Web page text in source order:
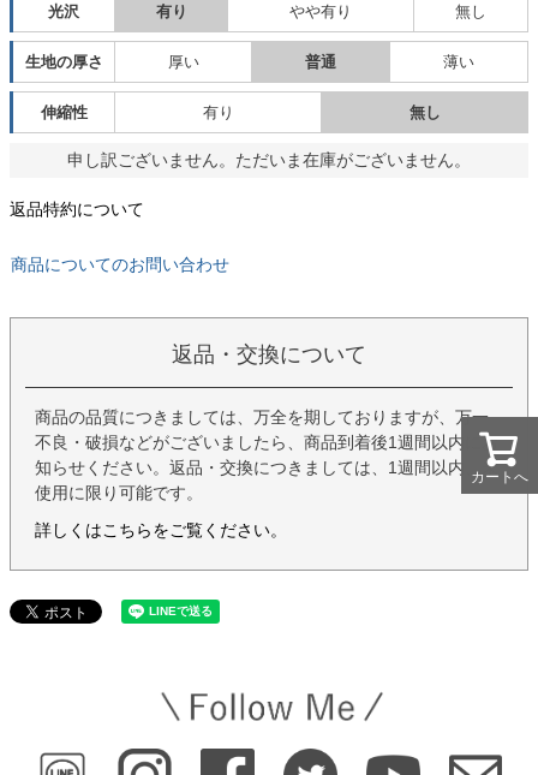
光沢 有り やや有り 無し
生地の厚さ 厚い 普通 薄い
伸縮性 有り 無し
申し訳ございません。ただいま在庫がございません。
返品特約について
商品についてのお問い合わせ
返品・交換について
商品の品質につきましては、万全を期しておりますが、万一
不良・破損などがございましたら、商品到着後1週間以内にお
知らせください。返品・交換につきましては、1週間以内、未
使用に限り可能です。
詳しくはこちらをご覧ください。
カートへ
カートへ